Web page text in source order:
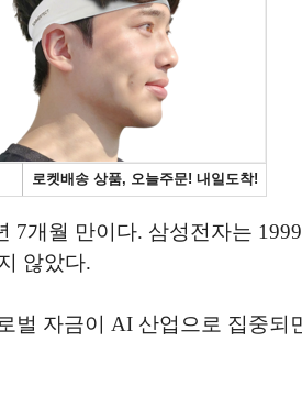
개월 만이다. 삼성전자는
않았다.
자금이 AI 산업으로 집중